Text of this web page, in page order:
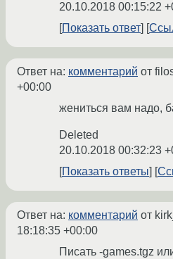
20.10.2018 00:15:22
Показать ответ
Ответ на: комментарий от
+00:00
жениться вам надо,
Deleted
20.10.2018 00:32:23
Показать ответы
Ответ на: комментарий от
18:18:35 +00:00
Писать -games.tgz